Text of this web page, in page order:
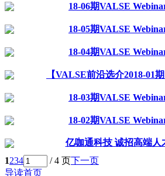
18-06期VALSE
18-05期VALSE
18-04期VALSE
【VALSE前沿选介2018-01期
18-03期VALSE
18-02期VALSE
亿咖通科技 诚招高端人
1234 / 4 页下一页
导读首页